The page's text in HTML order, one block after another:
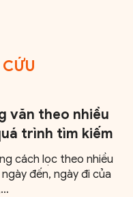
văn theo nhiều
trình tìm kiếm
cách lọc theo nhiều
đến, ngày đi của